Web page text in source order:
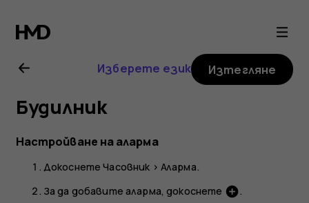
Ръководство
на
потребителя
за
Nokia
Изберете език Изтегляне
Будилник
Настройване на аларма
ДокоснетеЧасовник > Аларма.
За да добавите аларма, докоснете add_circle.